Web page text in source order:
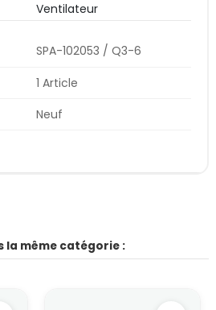
Ventilateur
SPA-102053 / Q3-6
1 Article
Neuf
la même catégorie :